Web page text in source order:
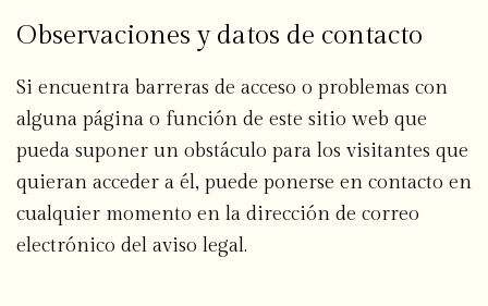
Observaciones y datos de contacto
Si encuentra barreras de acceso o problemas con
alguna página o función de este sitio web que
pueda suponer un obstáculo para los visitantes que
quieran acceder a él, puede ponerse en contacto en
cualquier momento en la dirección de correo
electrónico del aviso legal.